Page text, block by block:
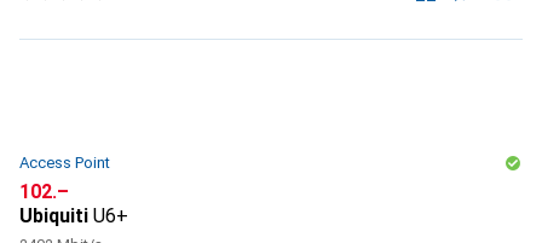
Access Point
CHF
102.–
Ubiquiti U6+